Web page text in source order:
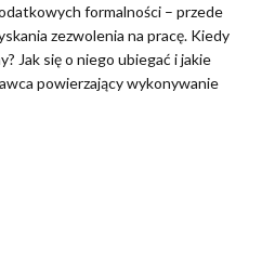
formalności – przede
zezwolenia na pracę. Kiedy
Jak się o niego ubiegać i jakie
powierzający wykonywanie